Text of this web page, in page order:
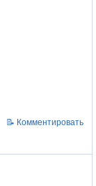
📝 Комментировать